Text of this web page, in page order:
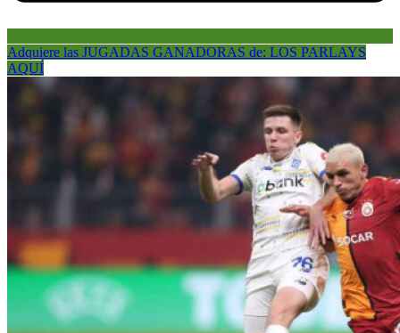
Adquiere las JUGADAS GANADORAS de: LOS PARLAYS
AQUÍ